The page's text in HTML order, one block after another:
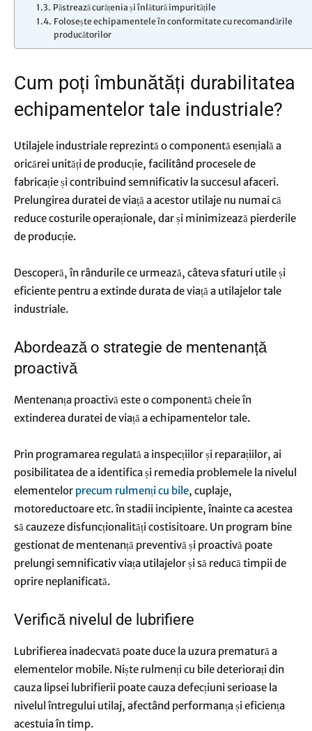
Păstrează curățenia și înlătură impuritățile
Folosește echipamentele în conformitate cu recomandările
producătorilor
Cum poți îmbunătăți durabilitatea
echipamentelor tale industriale?
Utilajele industriale reprezintă o componentă esențială a
oricărei unități de producție, facilitând procesele de
fabricație și contribuind semnificativ la succesul afaceri.
Prelungirea duratei de viață a acestor utilaje nu numai că
reduce costurile operaționale, dar și minimizează pierderile
de producție.
Descoperă, în rândurile ce urmează, câteva sfaturi utile și
eficiente pentru a extinde durata de viață a utilajelor tale
industriale.
Abordează o strategie de mentenanță
proactivă
Mentenanța proactivă este o componentă cheie în
extinderea duratei de viață a echipamentelor tale.
Prin programarea regulată a inspecțiilor și reparațiilor, ai
posibilitatea de a identifica și remedia problemele la nivelul
elementelor precum rulmenți cu bile, cuplaje,
motoreductoare etc. în stadii incipiente, înainte ca acestea
să cauzeze disfuncționalități costisitoare. Un program bine
gestionat de mentenanță preventivă și proactivă poate
prelungi semnificativ viața utilajelor și să reducă timpii de
oprire neplanificată.
Verifică nivelul de lubrifiere
Lubrifierea inadecvată poate duce la uzura prematură a
elementelor mobile. Niște rulmenți cu bile deteriorați din
cauza lipsei lubrifierii poate cauza defecțiuni serioase la
nivelul întregului utilaj, afectând performanța și eficiența
acestuia în timp.